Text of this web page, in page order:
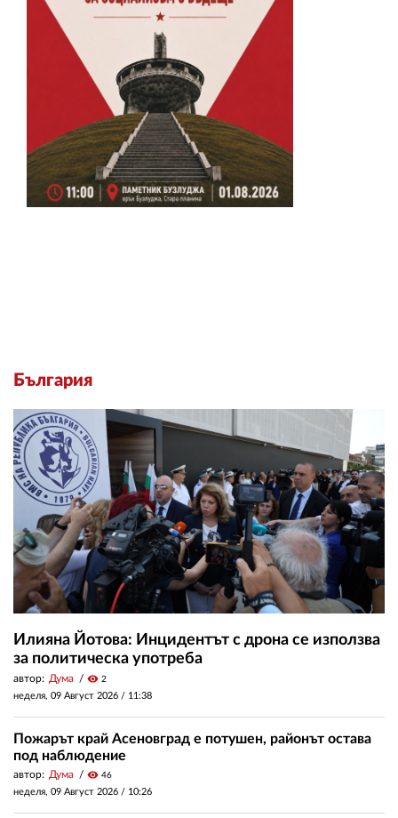
България
Илияна Йотова: Инцидентът с дрона се използва
за политическа употреба
автор: Дума visibility 2
неделя, 09 Август 2026 / 11:38
Пожарът край Асеновград е потушен, районът остава
под наблюдение
автор: Дума visibility 46
неделя, 09 Август 2026 / 10:26